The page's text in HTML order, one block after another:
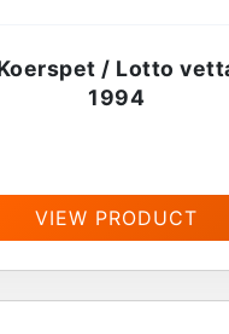
/ Lotto
1994
VIEW PRODUCT